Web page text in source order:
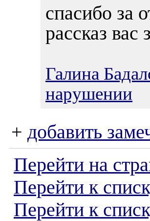
спасибо за
рассказ вас
Галина
нарушении
+ добавить
Перейти на
Перейти к
Перейти к